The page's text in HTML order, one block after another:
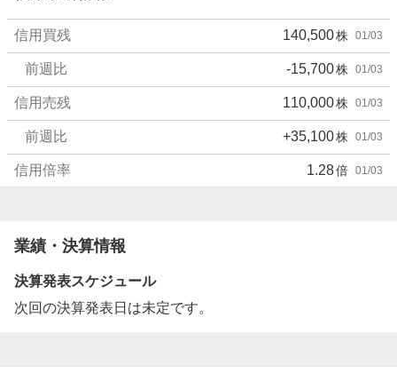
信用買残 140,500株 01/03
前週比 -15,700株 01/03
信用売残 110,000株 01/03
前週比 +35,100株 01/03
信用倍率 1.28倍 01/03
業績・決算情報
決算発表スケジュール
次回の決算発表日は未定です。